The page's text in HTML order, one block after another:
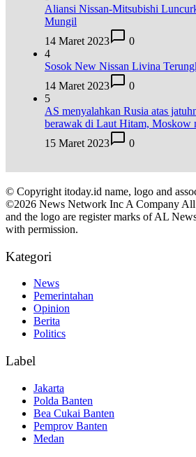
Aliansi Nissan-Mitsubishi
Mungil
14 Maret 2023
0
4
Sosok New Nissan Livina
14 Maret 2023
0
5
AS menyalahkan Rusia atas
berawak di Laut Hitam, Moskow
15 Maret 2023
0
© Copyright itoday.id name, logo and
©2026 News Network Inc A Company All
and the logo are register marks of AL
with permission.
Kategori
News
Pemerintahan
Opinion
Berita
Politics
Label
Jakarta
Polda Banten
Bea Cukai Banten
Pemprov Banten
Medan